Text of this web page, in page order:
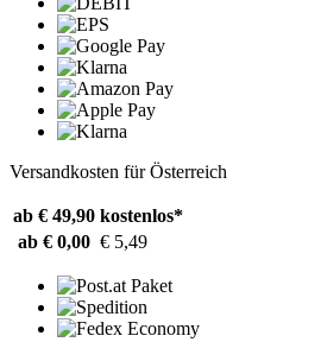
Versandkosten für Österreich
ab € 49,90 kostenlos*
ab € 0,00 € 5,49